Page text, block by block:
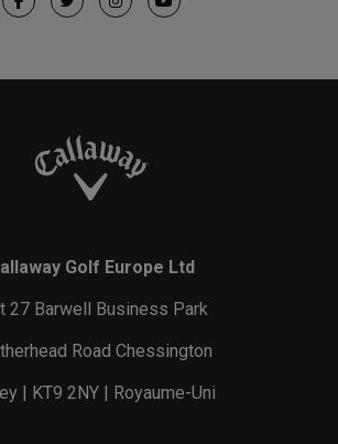
Golf Europe Ltd
27 Barwell Business Park
Road Chessington
| KT9 2NY | Royaume-Uni